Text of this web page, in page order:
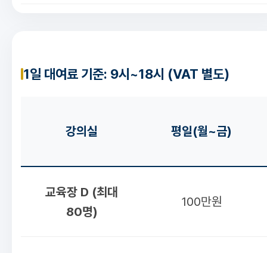
1일 대여료 기준: 9시~18시 (VAT 별도)
강의실 평일(월~금)
교육장 D (최대
80명)
100만원